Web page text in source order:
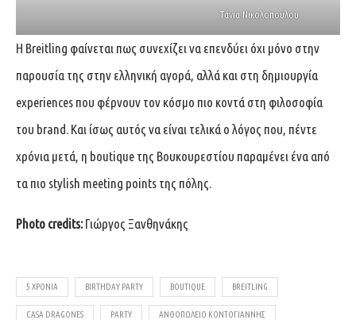
Τάνια Νικολοπούλου
Η Breitling φαίνεται πως συνεχίζει να επενδύει όχι μόνο στην
παρουσία της στην ελληνική αγορά, αλλά και στη δημιουργία
experiences που φέρνουν τον κόσμο πιο κοντά στη φιλοσοφία
του brand. Και ίσως αυτός να είναι τελικά ο λόγος που, πέντε
χρόνια μετά, η boutique της Βουκουρεστίου παραμένει ένα από
τα πιο stylish meeting points της πόλης.
Photo credits:Γιώργος Ξανθηνάκης
5 ΧΡΌΝΙΑ BIRTHDAY PARTY BOUTIQUE BREITLING
CASA DRAGONES PARTY ΑΝΘΟΠΩΛΕΊΟ ΚΟΝΤΟΓΙΆΝΝΗΣ